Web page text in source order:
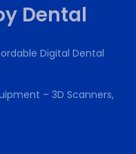
Dental
Digital Dental
– 3D Scanners,